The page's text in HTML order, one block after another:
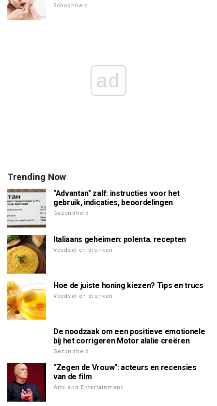
Schoonheid
ad
Trending Now
"Advantan" zalf: instructies voor het
gebruik, indicaties, beoordelingen
Gezondheid
Italiaans geheimen: polenta. recepten
Voedsel en dranken
Hoe de juiste honing kiezen? Tips en trucs
Voedsel en dranken
De noodzaak om een positieve emotionele
bij het corrigeren Motor alalie creëren
Gezondheid
"Zegen de Vrouw": acteurs en recensies
van de film
Arts and Entertainment